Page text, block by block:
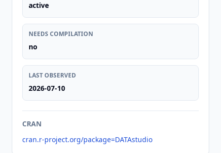
active
NEEDS COMPILATION
no
LAST OBSERVED
2026-07-10
CRAN
cran.r-project.org/package=DATAstudio